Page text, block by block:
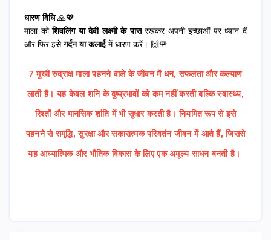
धारण विधि🙏💖
माला कोशिवलिंग या देवी लक्ष्मी के पासरखकर अपनी इच्छाओं पर ध्यान दें
और फिर इसेगर्दन या कलाईमें धारण करें। 🙌🌹
7 मुखी रुद्राक्ष माला पहनने वाले के जीवन में धन, सफलता और कल्याण
लाती है। यह केवल शनि के दुष्प्रभावों को कम नहीं करती बल्कि स्वास्थ्य,
रिश्तों और मानसिक शांति में भी सुधार करती है। नियमित रूप से इसे
पहनने से समृद्धि, सुरक्षा और सकारात्मक परिवर्तन जीवन में आते हैं, जिससे
यह आध्यात्मिक और भौतिक विकास के लिए एक अमूल्य साधन बनती है।